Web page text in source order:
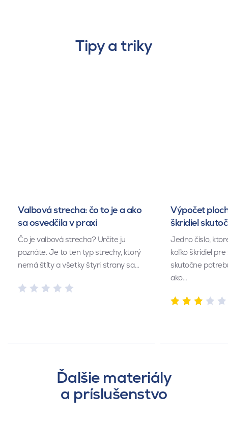
Tipy a triky
Valbová strecha: čo to je a ako
sa osvedčila v praxi
Čo je valbová strecha? Určite ju
poznáte. Je to ten typ strechy, ktorý
nemá štíty a všetky štyri strany sa…
Výpočet
škridiel
Jedno číslo,
koľko škridiel
skutočne
ako…
Ďalšie materiály
a príslušenstvo